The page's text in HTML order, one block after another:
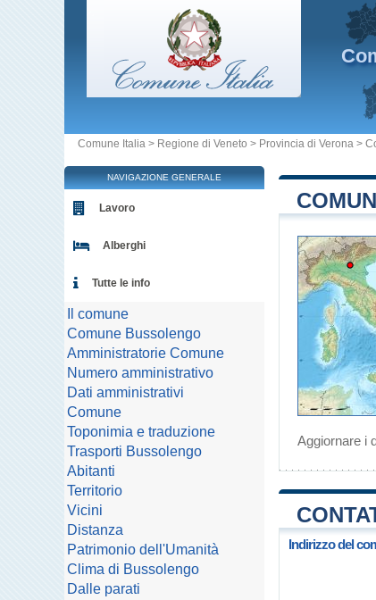
Comune Italia > Regione di Veneto > Provincia di Verona >
Aggiornare i
Indirizzo del
NAVIGAZIONE GENERALE
Lavoro
Alberghi
Tutte le info
Il comune
Comune Bussolengo
Amministratorie Comune
Numero amministrativo
Dati amministrativi
Comune
Toponimia e traduzione
Trasporti Bussolengo
Abitanti
Territorio
Vicini
Distanza
Patrimonio dell'Umanità
Clima di Bussolengo
Dalle parati